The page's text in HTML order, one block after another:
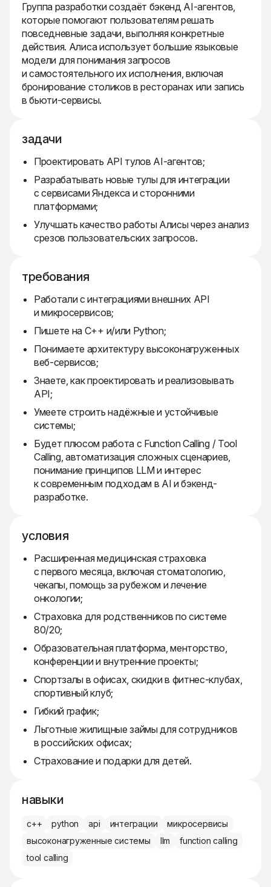
Группа разработки создаёт бэкенд AI-агентов,
которые помогают пользователям решать
повседневные задачи, выполняя конкретные
действия. Алиса использует большие языковые
модели для понимания запросов
и самостоятельного их исполнения, включая
бронирование столиков в ресторанах или запись
в бьюти-сервисы.
задачи
Проектировать API тулов AI-агентов;
Разрабатывать новые тулы для интеграции
с сервисами Яндекса и сторонними
платформами;
Улучшать качество работы Алисы через анализ
срезов пользовательских запросов.
требования
Работали с интеграциями внешних API
и микросервисов;
Пишете на C++ и/или Python;
Понимаете архитектуру высоконагруженных
веб-сервисов;
Знаете, как проектировать и реализовывать
API;
Умеете строить надёжные и устойчивые
системы;
Будет плюсом работа с Function Calling / Tool
Calling, автоматизация сложных сценариев,
понимание принципов LLM и интерес
к современным подходам в AI и бэкенд-
разработке.
условия
Расширенная медицинская страховка
с первого месяца, включая стоматологию,
чекапы, помощь за рубежом и лечение
онкологии;
Страховка для родственников по системе
80/20;
Образовательная платформа, менторство,
конференции и внутренние проекты;
Спортзалы в офисах, скидки в фитнес-клубах,
спортивный клуб;
Гибкий график;
Льготные жилищные займы для сотрудников
в российских офисах;
Страхование и подарки для детей.
навыки
c++ python api интеграции
микросервисы
высоконагруженные системы
llm
function calling
tool calling